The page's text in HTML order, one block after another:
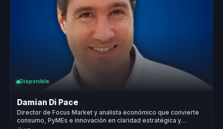
Disponible
Damian Di Pace
Director de Focus Market y analista económico que convierte
consumo, PyMEs e innovación en claridad estratégica y